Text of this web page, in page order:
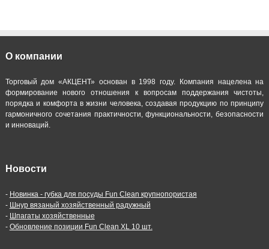
О компании
Торговый дом «АКЦЕНТ» основан в 1998 году. Компания нацелена на
формирование нового отношения к вопросам поддержания чистоты,
порядка и комфорта в жизни человека, создавая продукцию по принципу
гармоничного сочетания практичности, функциональности, безопасности
и инноваций.
Новости
- Новинка - губка для посуды Fun Clean крупнопористая
- Шнур вязаный хозяйственный радужный
- Шпагаты хозяйственные
- Обновление позиции Fun Clean XL 10 шт.